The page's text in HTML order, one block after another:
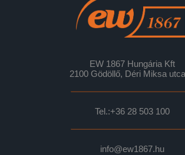
EW 1867 Hungária Kft
2100 Gödöllő, Déri Miksa
Tel.:+36 28 503 100
info@ew1867.hu